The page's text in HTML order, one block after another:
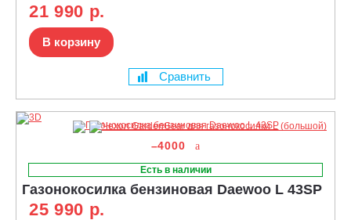
21 990 р.
В корзину
Сравнить
–4000
Есть в наличии
Газонокосилка бензиновая Daewoo L 43SP
25 990 р.